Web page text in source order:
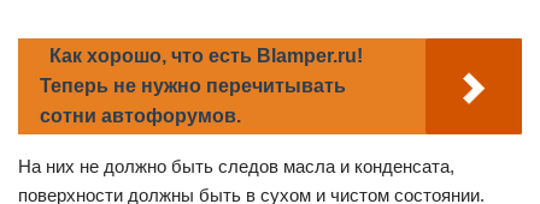
Как хорошо, что есть Blamper.ru!
Теперь не нужно перечитывать
сотни автофорумов.
На них не должно быть следов масла и конденсата,
поверхности должны быть в сухом и чистом состоянии.